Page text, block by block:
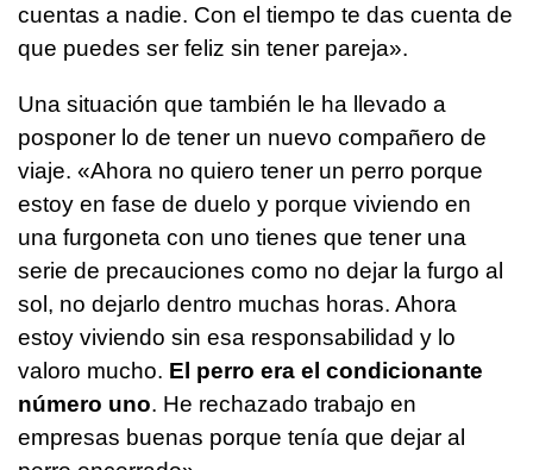
cuentas a nadie. Con el tiempo te das cuenta de
que puedes ser feliz sin tener pareja».
Una situación que también le ha llevado a
posponer lo de tener un nuevo compañero de
viaje. «Ahora no quiero tener un perro porque
estoy en fase de duelo y porque viviendo en
una furgoneta con uno tienes que tener una
serie de precauciones como no dejar la furgo al
sol, no dejarlo dentro muchas horas. Ahora
estoy viviendo sin esa responsabilidad y lo
valoro mucho. El perro era el condicionante
número uno. He rechazado trabajo en
empresas buenas porque tenía que dejar al